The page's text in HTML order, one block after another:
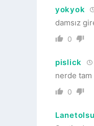
yokyok
damsız
0
pislick
nerde tam
0